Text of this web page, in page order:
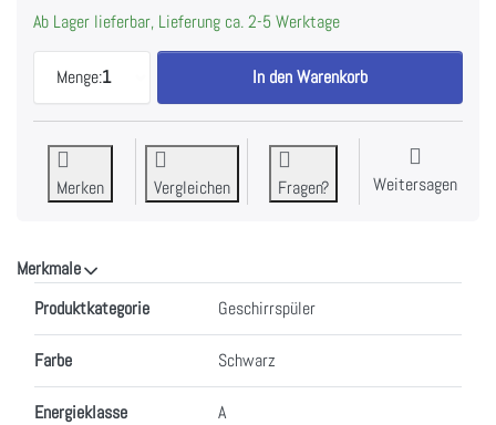
Ab Lager lieferbar, Lieferung ca. 2-5 Werktage
Menge:1
ELECTROLUX GA55GLV Geschirrspüler 55cm
In den Warenkorb
Merken Vergleichen Fragen? Weitersagen
Merkmale
Produktkategorie Geschirrspüler
Farbe Schwarz
Energieklasse A